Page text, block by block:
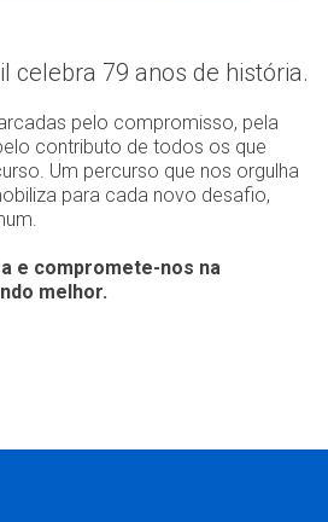
celebra 79 anos de história.
pelo compromisso, pela
contributo de todos os que
Um percurso que nos orgulha
para cada novo desafio,
e compromete-nos na
melhor.